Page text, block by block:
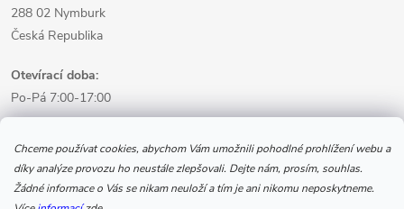
Chceme používat cookies, abychom Vám umožnili pohodlné prohlížení webu a
díky analýze provozu ho neustále zlepšovali. Dejte nám, prosím, souhlas.
Žádné informace o Vás se nikam neuloží a tím je ani nikomu neposkytneme.
288 02 Nymburk
Česká Republika
Otevírací doba:
Po-Pá 7:00-17:00
Informace pro nákup
Informace pro Vás